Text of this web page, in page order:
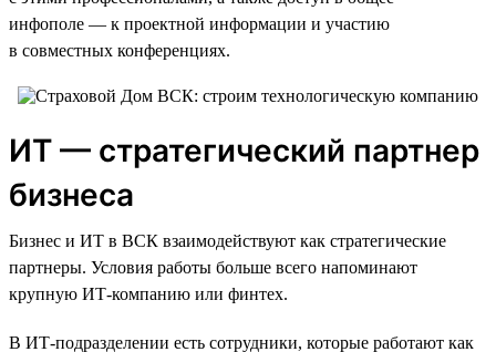
инфополе — к проектной информации и участию
в совместных конференциях.
ИТ — стратегический партнер
бизнеса
Бизнес и ИТ в ВСК взаимодействуют как стратегические
партнеры. Условия работы больше всего напоминают
крупную ИТ-компанию или финтех.
В ИТ-подразделении есть сотрудники, которые работают как